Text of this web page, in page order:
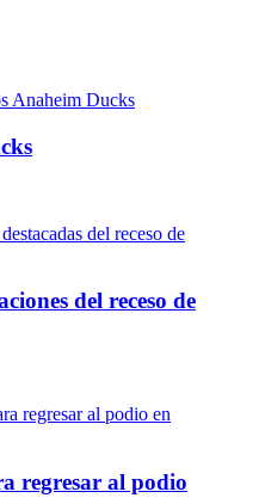
del receso de
regresar al podio